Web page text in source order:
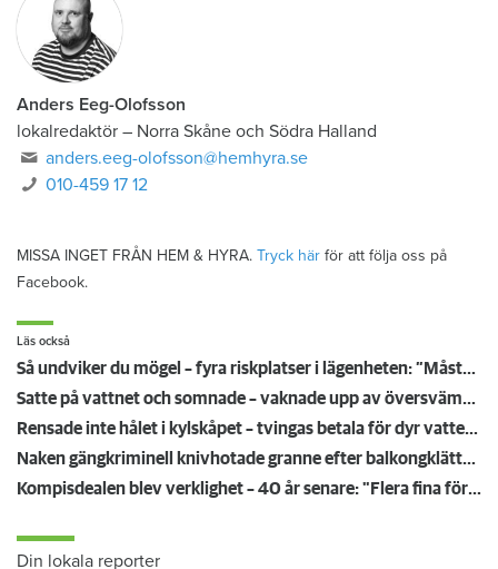
Anders Eeg-Olofsson
lokalredaktör – Norra Skåne och Södra Halland
anders.eeg-olofsson@hemhyra.se
010-459 17 12
MISSA INGET FRÅN HEM & HYRA. Tryck här för att följa oss på
Facebook.
Läs också
Så undviker du mögel – fyra riskplatser i lägenheten: ”Måste städa bort”
Satte på vattnet och somnade – vaknade upp av översvämning hos grannen
Rensade inte hålet i kylskåpet – tvingas betala för dyr vattenskada
Naken gängkriminell knivhotade granne efter balkongklättring
Kompisdealen blev verklighet – 40 år senare: "Flera fina fördelar med att dela bostad"
Din lokala reporter